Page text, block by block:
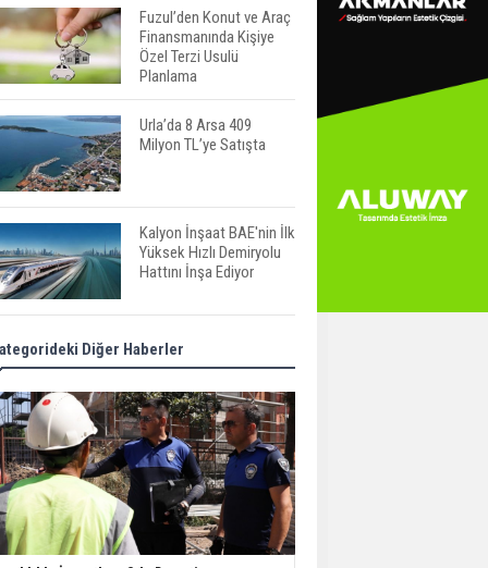
Fuzul’den Konut ve Araç
Finansmanında Kişiye
Özel Terzi Usulü
Planlama
Urla’da 8 Arsa 409
Milyon TL’ye Satışta
Kalyon İnşaat BAE'nin İlk
Yüksek Hızlı Demiryolu
Hattını İnşa Ediyor
ABD'de Konut Kredisi
Faizi Son Bir Yılın En
TOKİ 51 İlde 540 Konut
ve İş Yerini Satışa
Sunuyor
Yatırımcıların Bina Tercihi
Diğer Haberler